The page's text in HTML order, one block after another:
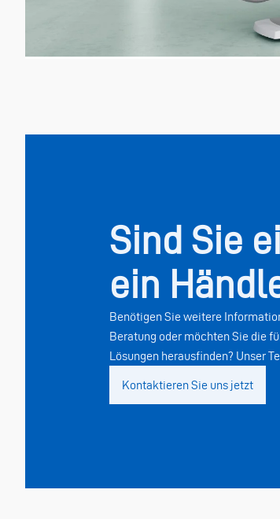
Sind Sie
ein
Benötigen Sie weitere
Beratung oder möchten Sie die
Lösungen herausfinden? Unser
Kontaktieren Sie uns jetzt